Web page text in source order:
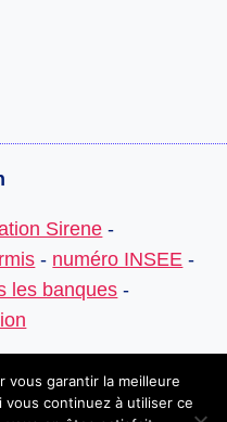
Sirene -
- numéro INSEE -
les banques -
vous garantir la meilleure
continuez à utiliser ce